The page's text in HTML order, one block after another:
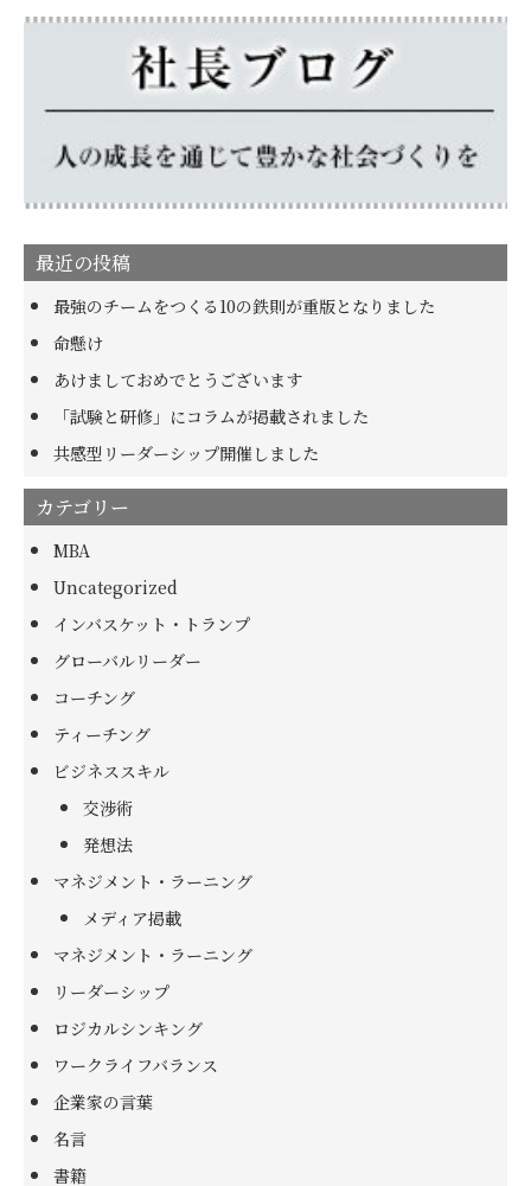
最近の投稿
最強のチームをつくる10の鉄則が重版となりました
命懸け
あけましておめでとうございます
「試験と研修」にコラムが掲載されました
共感型リーダーシップ開催しました
カテゴリー
MBA
Uncategorized
インバスケット・トランプ
グローバルリーダー
コーチング
ティーチング
ビジネススキル
交渉術
発想法
マネジメント・ラーニング
メディア掲載
マネジメント・ラーニング
リーダーシップ
ロジカルシンキング
ワークライフバランス
企業家の言葉
名言
書籍